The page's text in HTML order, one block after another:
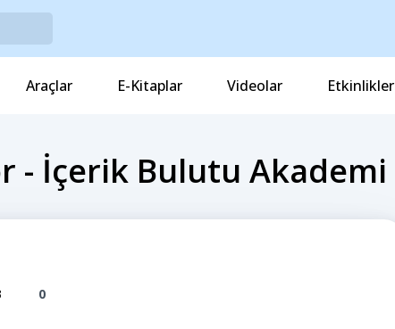
Araçlar E-Kitaplar Videolar Etkinlikler
- İçerik Bulutu Akademi
0